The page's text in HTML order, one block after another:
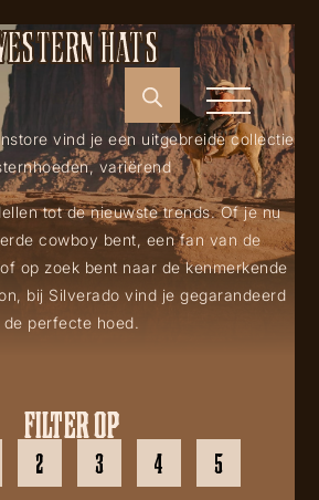
HATS
vind je een uitgebreide collectie
variërend
tot de nieuwste trends. Of je nu
cowboy bent, een fan van de
op zoek bent naar de kenmerkende
bij Silverado vind je gegarandeerd
de perfecte hoed.
FILTER OP
2 3 4 5